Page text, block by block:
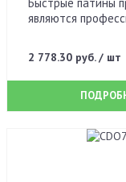
являются
2 778.30 руб. / шт